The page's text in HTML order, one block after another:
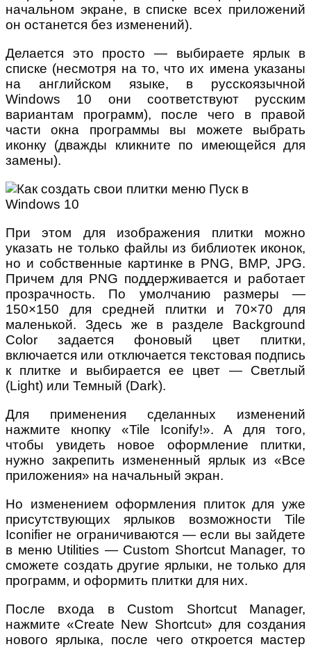
начальном экране, в списке всех приложений
он останется без изменений).
Делается это просто — выбираете ярлык в
списке (несмотря на то, что их имена указаны
на английском языке, в русскоязычной
Windows 10 они соответствуют русским
вариантам программ), после чего в правой
части окна программы вы можете выбрать
иконку (дважды кликните по имеющейся для
замены).
При этом для изображения плитки можно
указать не только файлы из библиотек иконок,
но и собственные картинке в PNG, BMP, JPG.
Причем для PNG поддерживается и работает
прозрачность. По умолчанию размеры —
150×150 для средней плитки и 70×70 для
маленькой. Здесь же в разделе Background
Color задается фоновый цвет плитки,
включается или отключается текстовая подпись
к плитке и выбирается ее цвет — Светлый
(Light) или Темный (Dark).
Для применения сделанных изменений
нажмите кнопку «Tile Iconify!». А для того,
чтобы увидеть новое оформление плитки,
нужно закрепить измененный ярлык из «Все
приложения» на начальный экран.
Но изменением оформления плиток для уже
присутствующих ярлыков возможности Tile
Iconifier не ограничиваются — если вы зайдете
в меню Utilities — Custom Shortcut Manager, то
сможете создать другие ярлыки, не только для
программ, и оформить плитки для них.
После входа в Custom Shortcut Manager,
нажмите «Create New Shortcut» для создания
нового ярлыка, после чего откроется мастер